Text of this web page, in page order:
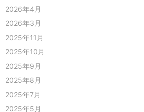
2026年4月
2026年3月
2025年11月
2025年10月
2025年9月
2025年8月
2025年7月
2025年5月